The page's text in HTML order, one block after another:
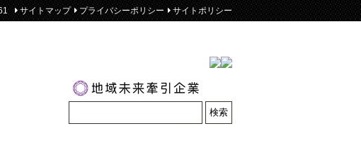
サイトマップ プライバシーポリシー サイトポリシー